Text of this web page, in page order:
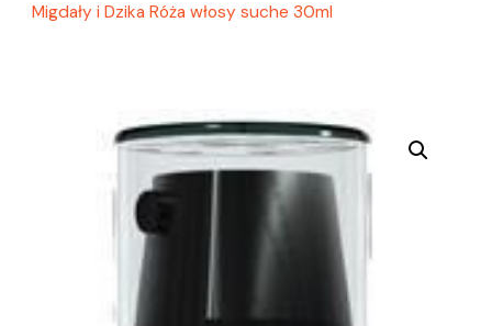
Migdały i Dzika Róża włosy suche 30ml